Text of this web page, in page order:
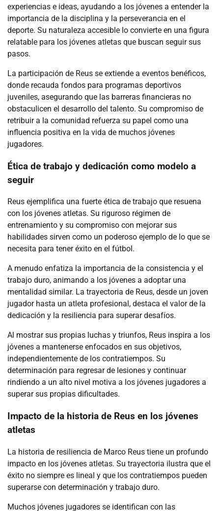
experiencias e ideas, ayudando a los jóvenes a entender la
importancia de la disciplina y la perseverancia en el
deporte. Su naturaleza accesible lo convierte en una figura
relatable para los jóvenes atletas que buscan seguir sus
pasos.
La participación de Reus se extiende a eventos benéficos,
donde recauda fondos para programas deportivos
juveniles, asegurando que las barreras financieras no
obstaculicen el desarrollo del talento. Su compromiso de
retribuir a la comunidad refuerza su papel como una
influencia positiva en la vida de muchos jóvenes
jugadores.
Ética de trabajo y dedicación como modelo a
seguir
Reus ejemplifica una fuerte ética de trabajo que resuena
con los jóvenes atletas. Su riguroso régimen de
entrenamiento y su compromiso con mejorar sus
habilidades sirven como un poderoso ejemplo de lo que se
necesita para tener éxito en el fútbol.
A menudo enfatiza la importancia de la consistencia y el
trabajo duro, animando a los jóvenes a adoptar una
mentalidad similar. La trayectoria de Reus, desde un joven
jugador hasta un atleta profesional, destaca el valor de la
dedicación y la resiliencia para superar desafíos.
Al mostrar sus propias luchas y triunfos, Reus inspira a los
jóvenes a mantenerse enfocados en sus objetivos,
independientemente de los contratiempos. Su
determinación para regresar de lesiones y continuar
rindiendo a un alto nivel motiva a los jóvenes jugadores a
superar sus propias dificultades.
Impacto de la historia de Reus en los jóvenes
atletas
La historia de resiliencia de Marco Reus tiene un profundo
impacto en los jóvenes atletas. Su trayectoria ilustra que el
éxito no siempre es lineal y que los contratiempos pueden
superarse con determinación y trabajo duro.
Muchos jóvenes jugadores se identifican con las